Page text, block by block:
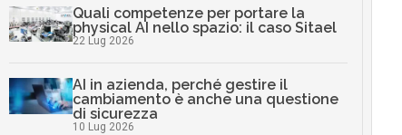
Quali competenze per portare la
physical AI nello spazio: il caso Sitael
22 Lug 2026
AI in azienda, perché gestire il
cambiamento è anche una questione
di sicurezza
10 Lug 2026